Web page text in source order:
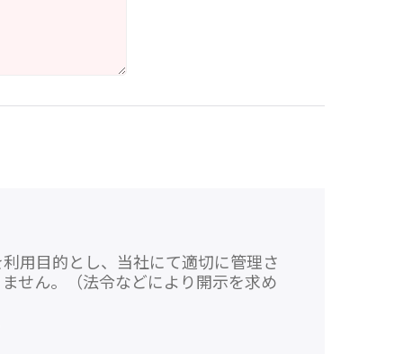
用目的とし、当社にて適切に管理さ
せん。（法令などにより開示を求め